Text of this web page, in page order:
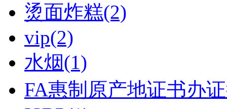
烫面炸糕(2)
vip(2)
水烟(1)
FA惠制原产地证书办